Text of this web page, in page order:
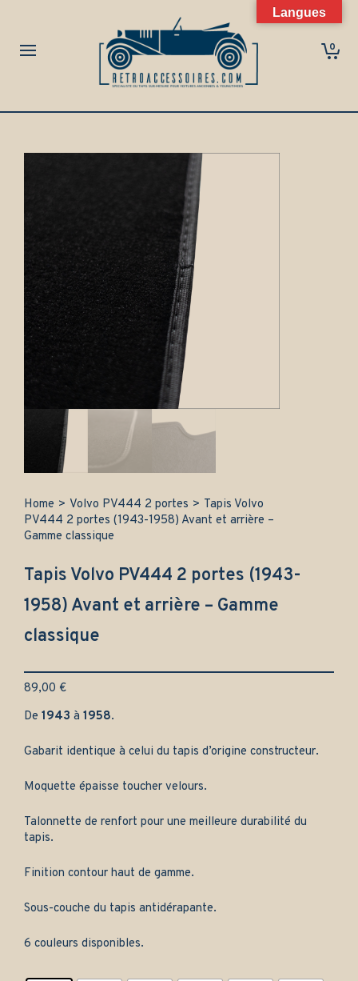
0
Home > Volvo PV444 2 portes > Tapis Volvo
PV444 2 portes (1943-1958) Avant et arrière –
Gamme classique
Tapis Volvo PV444 2 portes (1943-
1958) Avant et arrière – Gamme
classique
89,00 €
De 1943 à 1958.
Gabarit identique à celui du tapis d’origine constructeur.
Moquette épaisse toucher velours.
Talonnette de renfort pour une meilleure durabilité du
tapis.
Finition contour haut de gamme.
Sous-couche du tapis antidérapante.
6 couleurs disponibles.
Langues